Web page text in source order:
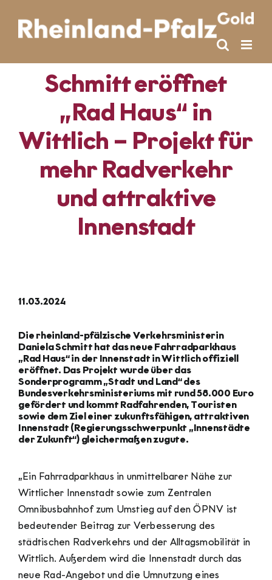
content
Schmitt eröffnet
„Rad Haus“ in
Wittlich – Projekt für
mehr Radverkehr
und attraktive
Innenstadt
11.03.2024
Die rheinland-pfälzische Verkehrsministerin
Daniela Schmitt hat das neue Fahrradparkhaus
„Rad Haus“ in der Innenstadt in Wittlich offiziell
eröffnet. Das Projekt wurde über das
Sonderprogramm „Stadt und Land“ des
Bundesverkehrsministeriums mit rund 58.000 Euro
gefördert und kommt Radfahrenden, Touristen
sowie dem Ziel einer zukunftsfähigen, attraktiven
Innenstadt (Regierungsschwerpunkt „Innenstädte
der Zukunft“) gleichermaßen zugute.
„Ein Fahrradparkhaus in unmittelbarer Nähe zur
Wittlicher Innenstadt sowie zum Zentralen
Omnibusbahnhof zum Umstieg auf den ÖPNV ist
bedeutender Beitrag zur Verbesserung des
städtischen Radverkehrs und der Alltagsmobilität in
Wittlich. Außerdem wird die Innenstadt durch das
neue Rad-Angebot und die Umnutzung eines